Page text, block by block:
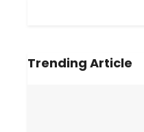
Trending Article